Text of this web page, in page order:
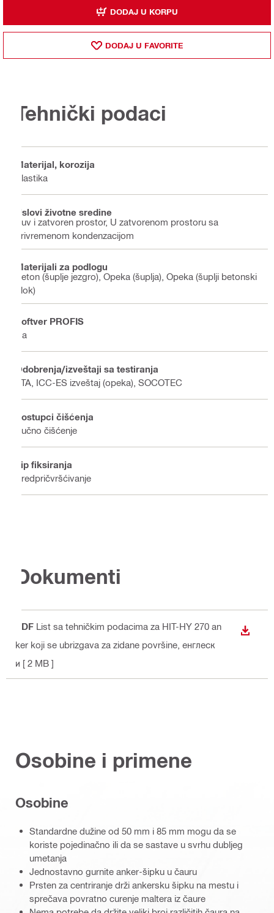
DODAJ U KORPU
DODAJ U FAVORITE
Tehnički podaci
Materijal, korozija
Plastika
Uslovi životne sredine
Suv i zatvoren prostor, U zatvorenom prostoru sa
privremenom kondenzacijom
Materijali za podlogu
Beton (šuplje jezgro), Opeka (šuplja), Opeka (šuplji betonski
blok)
Softver PROFIS
Da
Odobrenja/izveštaji sa testiranja
ETA, ICC-ES izveštaj (opeka), SOCOTEC
Postupci čišćenja
Ručno čišćenje
Tip fiksiranja
Predpričvršćivanje
Dokumenti
PDF List sa tehničkim podacima za HIT-HY 270 an
ker koji se ubrizgava za zidane površine , енглеск
и [ 2 MB ]
Osobine i primene
Osobine
Standardne dužine od 50 mm i 85 mm mogu da se
koriste pojedinačno ili da se sastave u svrhu dubljeg
umetanja
Jednostavno gurnite anker-šipku u čauru
Prsten za centriranje drži ankersku šipku na mestu i
sprečava povratno curenje maltera iz čaure